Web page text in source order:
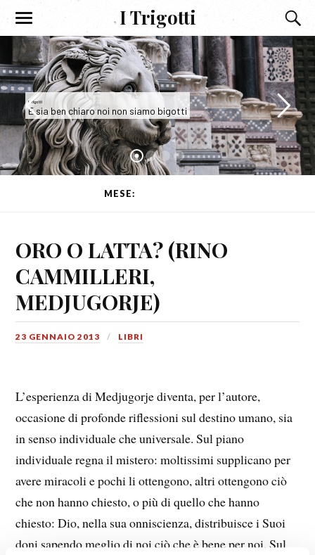
I Trigotti
I Trigotti
E sia ben chiaro noi non siamo bigotti
MESE:
ORO O LATTA? (RINO
CAMMILLERI,
MEDJUGORJE)
23 GENNAIO 2013 LIBRI
L’esperienza di Medjugorje diventa, per l’autore,
occasione di profonde riflessioni sul destino umano, sia
in senso individuale che universale. Sul piano
individuale regna il mistero: moltissimi supplicano per
avere miracoli e pochi li ottengono, altri ottengono ciò
che non hanno chiesto, o più di quello che hanno
chiesto: Dio, nella sua onniscienza, distribuisce i Suoi
doni sapendo meglio di noi ciò che è bene per noi. Sul